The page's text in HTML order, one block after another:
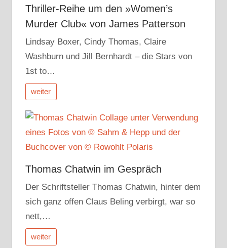
Thriller-Reihe um den »Women’s
Murder Club« von James Patterson
Lindsay Boxer, Cindy Thomas, Claire
Washburn und Jill Bernhardt – die Stars von
1st to…
weiter
Thomas Chatwin im Gespräch
Der Schriftsteller Thomas Chatwin, hinter dem
sich ganz offen Claus Beling verbirgt, war so
nett,…
weiter